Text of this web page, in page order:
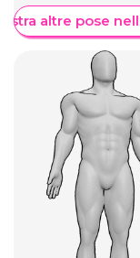
altre pose